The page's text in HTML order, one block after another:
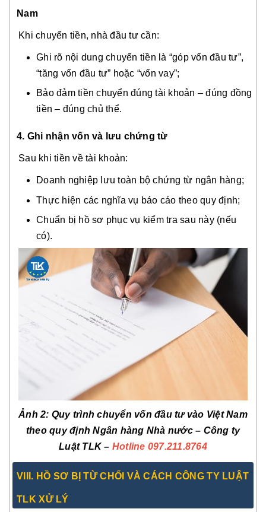
Nam
Khi chuyển tiền, nhà đầu tư cần:
Ghi rõ nội dung chuyển tiền là “góp vốn đầu tư”,
“tăng vốn đầu tư” hoặc “vốn vay”;
Bảo đảm tiền chuyển đúng tài khoản – đúng đồng
tiền – đúng chủ thể.
4. Ghi nhận vốn và lưu chứng từ
Sau khi tiền về tài khoản:
Doanh nghiệp lưu toàn bộ chứng từ ngân hàng;
Thực hiện các nghĩa vụ báo cáo theo quy định;
Chuẩn bị hồ sơ phục vụ kiểm tra sau này (nếu
có).
Ảnh 2: Quy trình chuyển vốn đầu tư vào Việt Nam
theo quy định Ngân hàng Nhà nước – Công ty
Luật TLK – Hotline 097.211.8764
VIII. HỒ SƠ BỊ TỪ CHỐI VÀ CÁCH CÔNG TY LUẬT
TLK XỬ LÝ